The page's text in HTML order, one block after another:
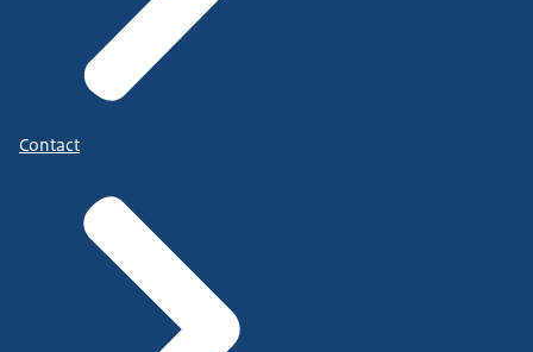
Contact